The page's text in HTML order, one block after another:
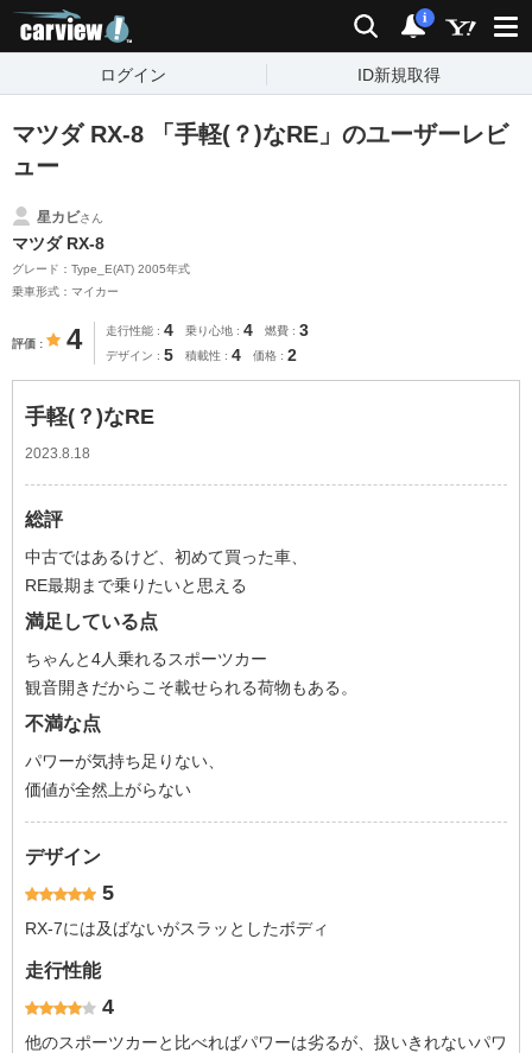
検索 通知
i
ログイン ID新規取得
マツダ RX-8 「手軽(？)なRE」のユーザーレビ
ュー
星カビさん
マツダ RX-8
グレード：Type_E(AT) 2005年式
乗車形式：マイカー
評価 4 走行性能 4 乗り心地 4 燃費 3
デザイン 5 積載性 4 価格 2
手軽(？)なRE
2023.8.18
総評
中古ではあるけど、初めて買った車、
RE最期まで乗りたいと思える
満足している点
ちゃんと4人乗れるスポーツカー
観音開きだからこそ載せられる荷物もある。
不満な点
パワーが気持ち足りない、
価値が全然上がらない
デザイン
5
RX-7には及ばないがスラッとしたボディ
走行性能
4
他のスポーツカーと比べればパワーは劣るが、扱いきれないパワ